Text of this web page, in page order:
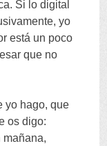
. Si lo digital
,yo
está un poco
que no
yo hago,que
os digo:
mañana,